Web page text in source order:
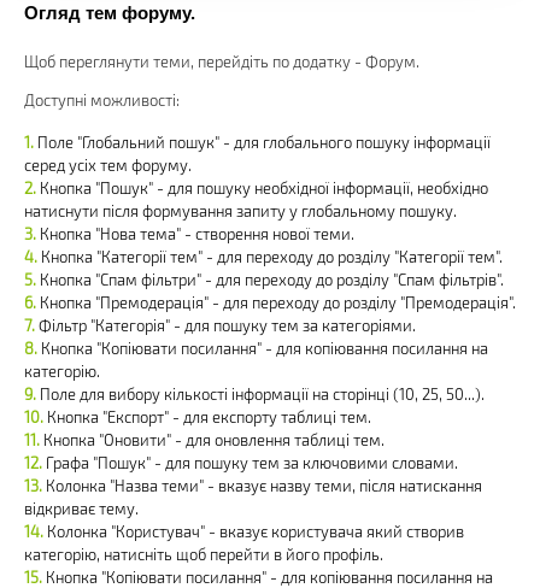
Огляд тем форуму.
Щоб переглянути теми, перейдіть по додатку - Форум.
Доступні можливості:
Поле "Глобальний пошук" - для глобального пошуку інформації
серед усіх тем форуму.
Кнопка "Пошук" - для пошуку необхідної інформації, необхідно
натиснути після формування запиту у глобальному пошуку.
Кнопка "Нова тема" - створення нової теми.
Кнопка "Категорії тем" - для переходу до розділу "Категорії тем".
Кнопка "Спам фільтри" - для переходу до розділу "Спам фільтрів".
Кнопка "Премодерація" - для переходу до розділу "Премодерація".
Фільтр "Категорія" - для пошуку тем за категоріями.
Кнопка "Копіювати посилання" - для копіювання посилання на
категорію.
Поле для вибору кількості інформації на сторінці (10, 25, 50...).
Кнопка "Експорт" - для експорту таблиці тем.
Кнопка "Оновити" - для оновлення таблиці тем.
Графа "Пошук" - для пошуку тем за ключовими словами.
Колонка "Назва теми" - вказує назву теми, після натискання
відкриває тему.
Колонка "Користувач" - вказує користувача який створив
категорію, натисніть щоб перейти в його профіль.
Кнопка "Копіювати посилання" - для копіювання посилання на